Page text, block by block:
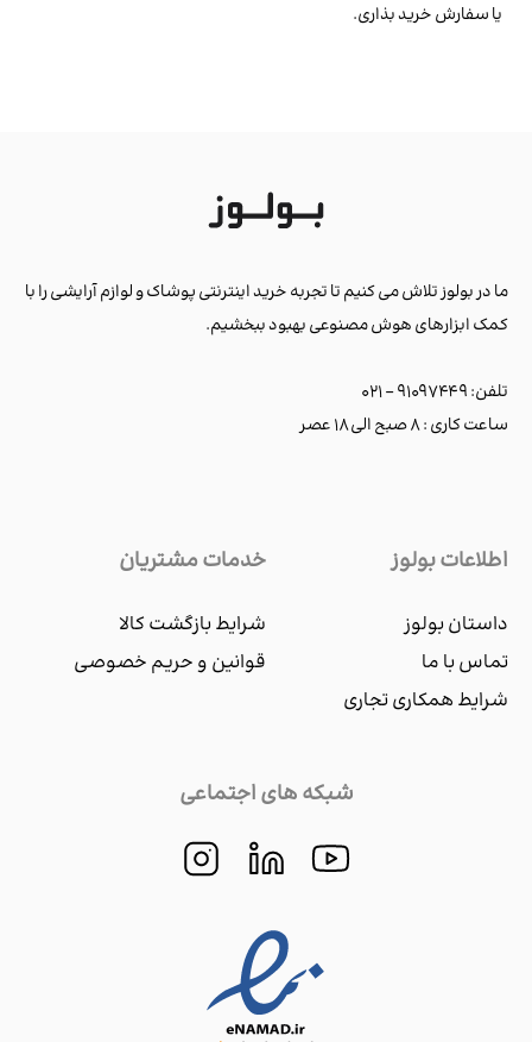
یا سفارش خرید بذاری.
ما در بولوز تلاش می کنیم تا تجربه خرید اینترنتی پوشاک و لوازم آرایشی را با
کمک ابزارهای هوش مصنوعی بهبود ببخشیم.
تلفن: ۹۱۰۹۷۴۴۹ - ۰۲۱
ساعت کاری : ۸ صبح الی ۱۸ عصر
اطلاعات بولوز
داستان بولوز
تماس با ما
شرایط همکاری تجاری
خدمات مشتریان
شرایط بازگشت کالا
قوانین و حریم خصوصی
شبکه های اجتماعی